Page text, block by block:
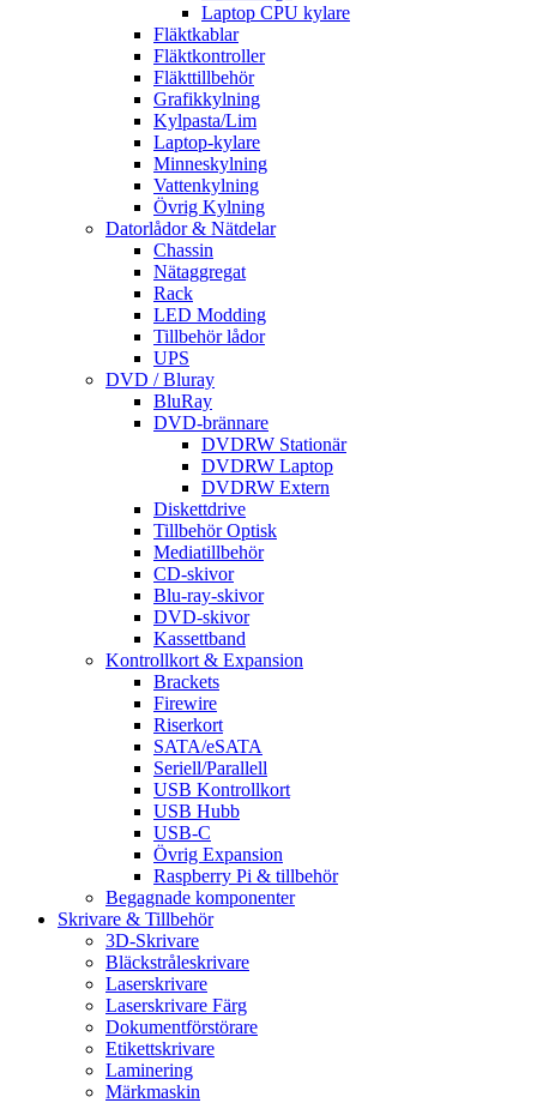
Laptop CPU kylare
Fläktkablar
Fläktkontroller
Fläkttillbehör
Grafikkylning
Kylpasta/Lim
Laptop-kylare
Minneskylning
Vattenkylning
Övrig Kylning
Datorlådor & Nätdelar
Chassin
Nätaggregat
Rack
LED Modding
Tillbehör lådor
UPS
DVD / Bluray
BluRay
DVD-brännare
DVDRW Stationär
DVDRW Laptop
DVDRW Extern
Diskettdrive
Tillbehör Optisk
Mediatillbehör
CD-skivor
Blu-ray-skivor
DVD-skivor
Kassettband
Kontrollkort & Expansion
Brackets
Firewire
Riserkort
SATA/eSATA
Seriell/Parallell
USB Kontrollkort
USB Hubb
USB-C
Övrig Expansion
Raspberry Pi & tillbehör
Begagnade komponenter
Skrivare & Tillbehör
3D-Skrivare
Bläckstråleskrivare
Laserskrivare
Laserskrivare Färg
Dokumentförstörare
Etikettskrivare
Laminering
Märkmaskin